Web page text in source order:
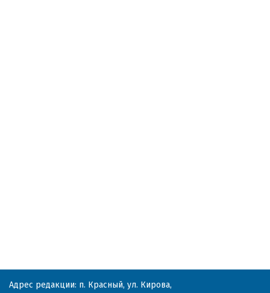
Адрес редакции: п. Красный, ул. Кирова,